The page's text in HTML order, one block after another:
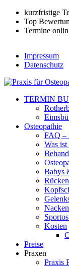
kurzfristige
Top
Termine
Impressum
Datenschutz
TERMIN
Osteopathie
FAQ –
Was ist
Babys
Kosten
Preise
Praxen
Praxis